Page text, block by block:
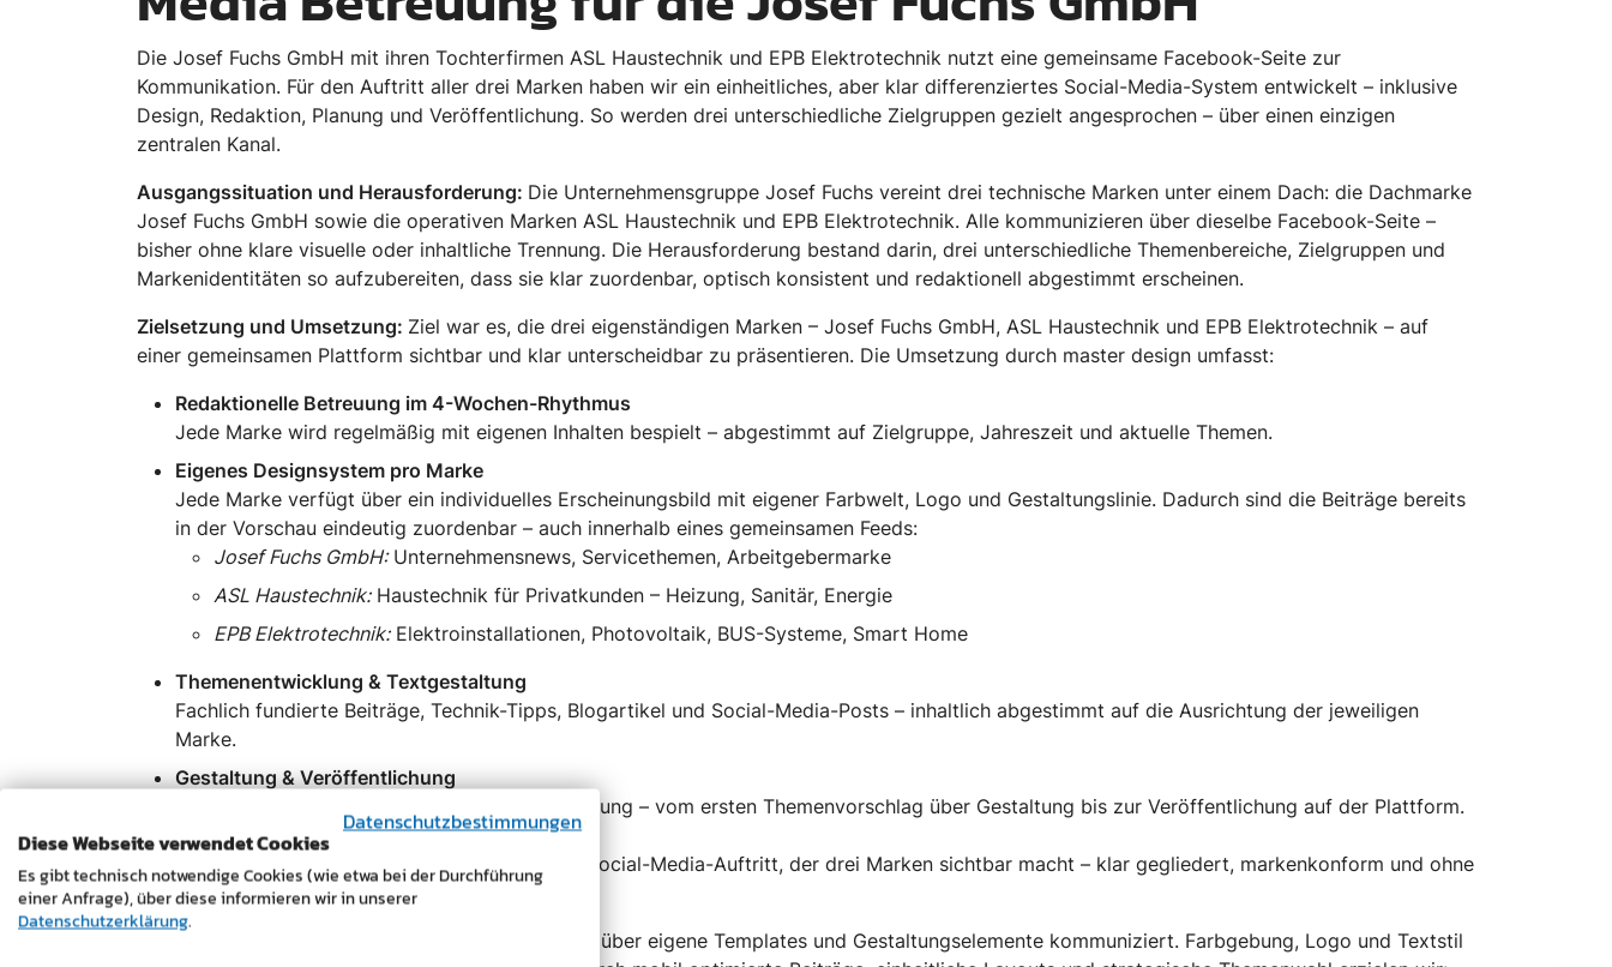
Die Josef Fuchs GmbH mit ihren Tochterfirmen ASL Haustechnik und EPB Elektrotechnik nutzt eine gemeinsame Facebook-Seite zur
Kommunikation. Für den Auftritt aller drei Marken haben wir ein einheitliches, aber klar differenziertes Social-Media-System entwickelt – inklusive
Design, Redaktion, Planung und Veröffentlichung. So werden drei unterschiedliche Zielgruppen gezielt angesprochen – über einen einzigen
zentralen Kanal.
Ausgangssituation und Herausforderung: Die Unternehmensgruppe Josef Fuchs vereint drei technische Marken unter einem Dach: die Dachmarke
Josef Fuchs GmbH sowie die operativen Marken ASL Haustechnik und EPB Elektrotechnik. Alle kommunizieren über dieselbe Facebook-Seite –
bisher ohne klare visuelle oder inhaltliche Trennung. Die Herausforderung bestand darin, drei unterschiedliche Themenbereiche, Zielgruppen und
Markenidentitäten so aufzubereiten, dass sie klar zuordenbar, optisch konsistent und redaktionell abgestimmt erscheinen.
Zielsetzung und Umsetzung: Ziel war es, die drei eigenständigen Marken – Josef Fuchs GmbH, ASL Haustechnik und EPB Elektrotechnik – auf
einer gemeinsamen Plattform sichtbar und klar unterscheidbar zu präsentieren. Die Umsetzung durch master design umfasst:
Redaktionelle Betreuung im 4-Wochen-Rhythmus
Jede Marke wird regelmäßig mit eigenen Inhalten bespielt – abgestimmt auf Zielgruppe, Jahreszeit und aktuelle Themen.
Eigenes Designsystem pro Marke
Jede Marke verfügt über ein individuelles Erscheinungsbild mit eigener Farbwelt, Logo und Gestaltungslinie. Dadurch sind die Beiträge bereits
in der Vorschau eindeutig zuordenbar – auch innerhalb eines gemeinsamen Feeds:
Josef Fuchs GmbH:Unternehmensnews, Servicethemen, Arbeitgebermarke
ASL Haustechnik:Haustechnik für Privatkunden – Heizung, Sanitär, Energie
EPB Elektrotechnik:Elektroinstallationen, Photovoltaik, BUS-Systeme, Smart Home
Themenentwicklung & Textgestaltung
Fachlich fundierte Beiträge, Technik-Tipps, Blogartikel und Social-Media-Posts – inhaltlich abgestimmt auf die Ausrichtung der jeweiligen
Marke.
Gestaltung & Veröffentlichung
master design übernimmt die gesamte Umsetzung – vom ersten Themenvorschlag über Gestaltung bis zur Veröffentlichung auf der Plattform.
Das Ergebnis:
Ein durchgängiger, professioneller Social-Media-Auftritt, der drei Marken sichtbar macht – klar gegliedert, markenkonform und ohne
Mehraufwand für den Kunden.
Jede Marke wird über eigene Templates und Gestaltungselemente kommuniziert. Farbgebung, Logo und Textstil
Datenschutzbestimmungen
Diese Webseite verwendet Cookies
Es gibt technisch notwendige Cookies (wie etwa bei der Durchführung
einer Anfrage), über diese informieren wir in unserer
Datenschutzerklärung.